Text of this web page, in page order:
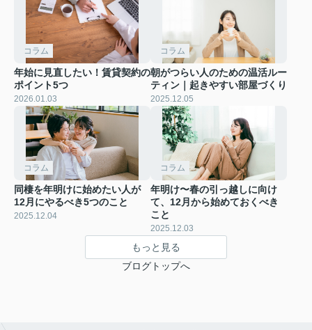
コラム
年始に見直したい！賃貸契約の
ポイント5つ
2026.01.03
コラム
朝がつらい人のための温活ルー
ティン｜起きやすい部屋づくり
2025.12.05
コラム
同棲を年明けに始めたい人が
12月にやるべき5つのこと
2025.12.04
コラム
年明け〜春の引っ越しに向け
て、12月から始めておくべき
こと
2025.12.03
もっと見る
ブログトップへ